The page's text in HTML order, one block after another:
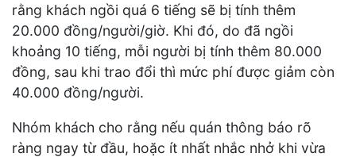
rằng khách ngồi quá 6 tiếng sẽ bị tính thêm
20.000 đồng/người/giờ. Khi đó, do đã ngồi
khoảng 10 tiếng, mỗi người bị tính thêm 80.000
đồng, sau khi trao đổi thì mức phí được giảm còn
40.000 đồng/người.
Nhóm khách cho rằng nếu quán thông báo rõ
ràng ngay từ đầu, hoặc ít nhất nhắc nhở khi vừa